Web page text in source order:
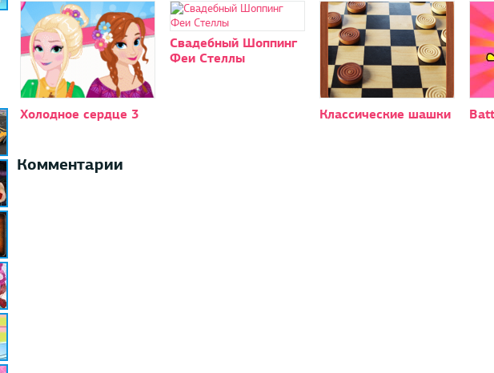
Холодное сердце 3
Свадебный Шоппинг
Феи Стеллы
Классические шашки
Комментарии